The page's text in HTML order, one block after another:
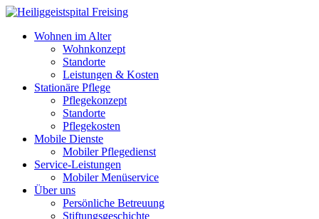
Wohnen im Alter
Wohnkonzept
Standorte
Leistungen & Kosten
Stationäre Pflege
Pflegekonzept
Standorte
Pflegekosten
Mobile Dienste
Mobiler Pflegedienst
Service-Leistungen
Mobiler Menüservice
Über uns
Persönliche Betreuung
Stiftungsgeschichte